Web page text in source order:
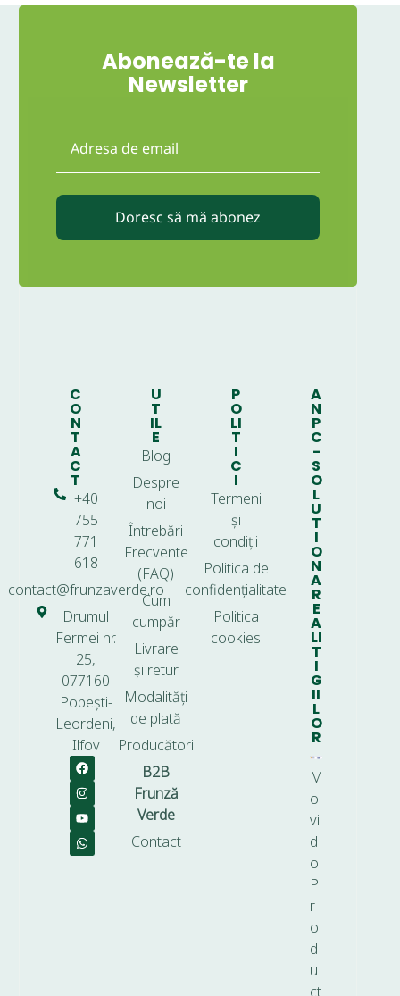
Abonează-te la
Newsletter
Doresc să mă abonez
C
O
N
T
A
C
T
+40
755
771
618
contact@frunzaverde.ro
Drumul
Fermei nr.
25,
077160
Popești-
Leordeni,
Ilfov
U
T
IL
E
Blog
Despre
noi
Întrebări
Frecvente
(FAQ)
Cum
cumpăr
Livrare
și retur
Modalități
de plată
Producători
B2B
Frunză
Verde
Contact
P
O
LI
T
I
C
I
Termeni
și
condiții
Politica de
confidențialitate
Politica
cookies
A
N
P
C
-
S
O
L
U
T
I
O
N
A
R
E
A
LI
T
I
G
II
L
O
R
M
o
vi
d
o
P
r
o
d
u
ct